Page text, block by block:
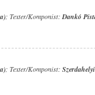
; Texter/Komponist:Dankó
; Texter/Komponist: